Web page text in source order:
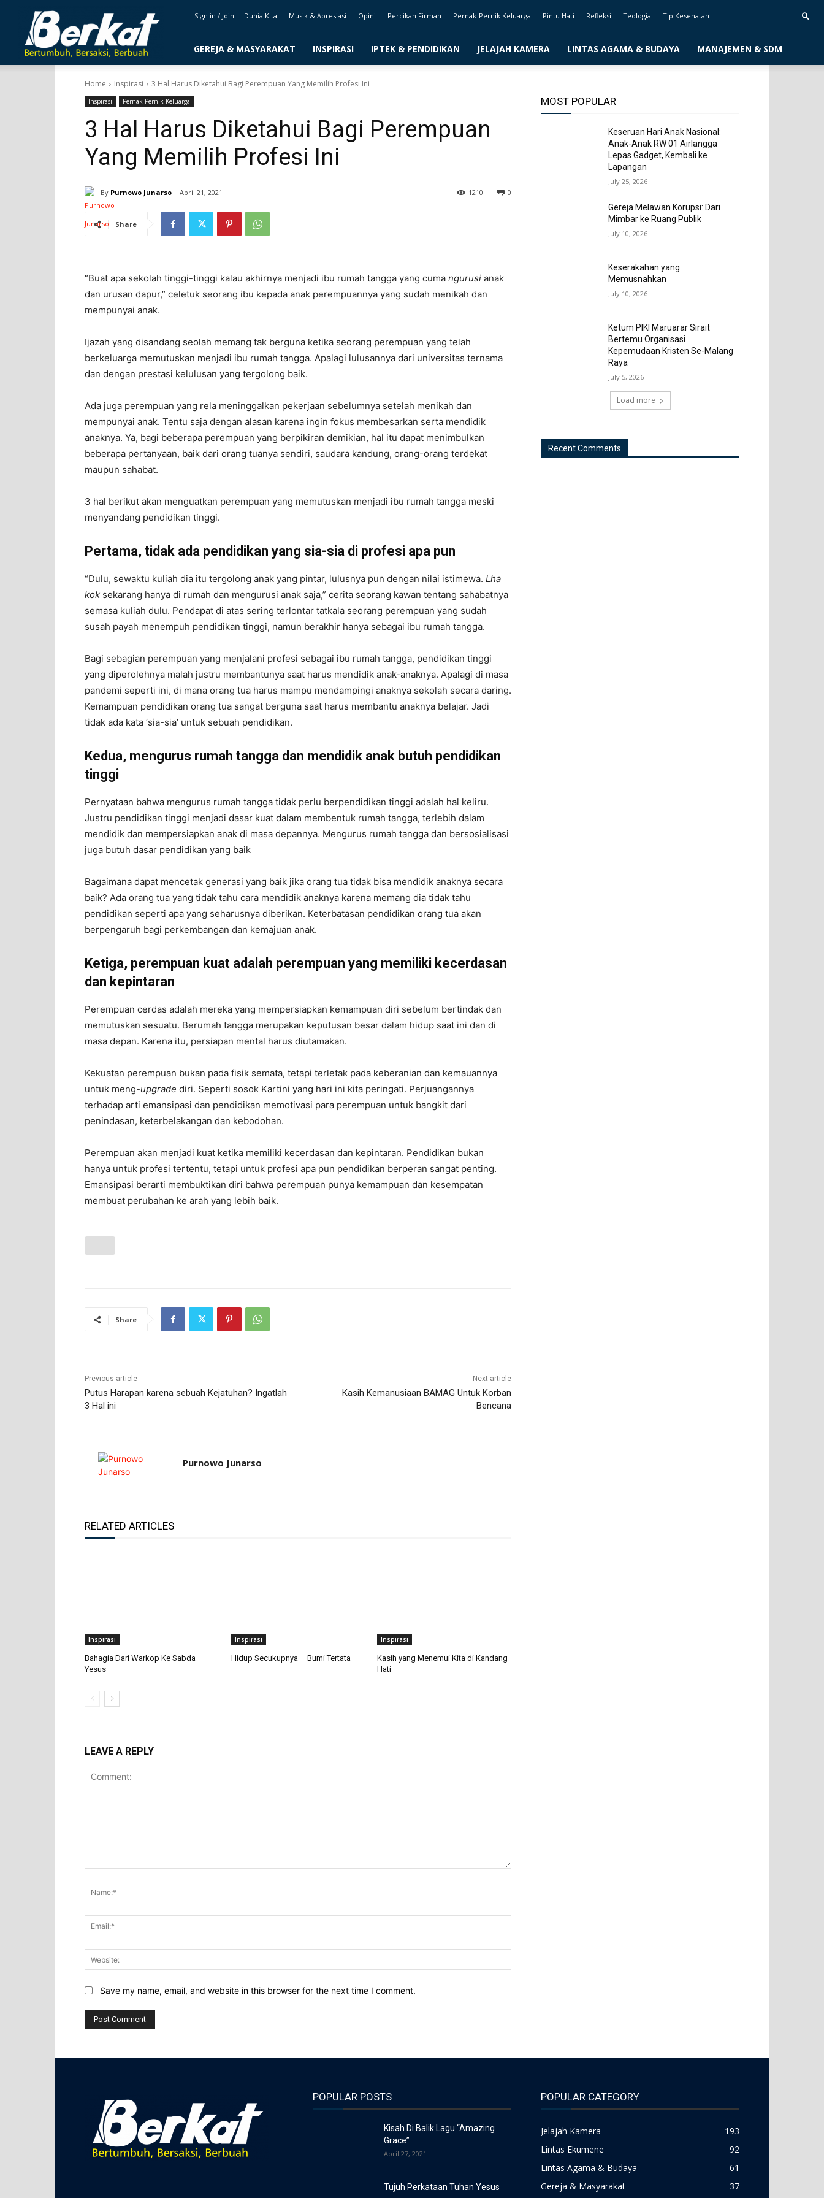
majalahberkat.net
Sign in / Join Dunia Kita Musik & Apresiasi Opini Percikan Firman Pernak-Pernik Keluarga Pintu Hati Refleksi Teologia Tip Kesehatan
GEREJA & MASYARAKAT INSPIRASI IPTEK & PENDIDIKAN JELAJAH KAMERA LINTAS AGAMA & BUDAYA MANAJEMEN & SDM
Home Inspirasi 3 Hal Harus Diketahui Bagi Perempuan Yang Memilih Profesi Ini
Inspirasi Pernak-Pernik Keluarga
3 Hal Harus Diketahui Bagi Perempuan
Yang Memilih Profesi Ini
By Purnowo Junarso April 21, 2021 0
1210
Share
“Buat apa sekolah tinggi-tinggi kalau akhirnya menjadi ibu rumah tangga yang cuma ngurusi anak
dan urusan dapur,” celetuk seorang ibu kepada anak perempuannya yang sudah menikah dan
mempunyai anak.
Ijazah yang disandang seolah memang tak berguna ketika seorang perempuan yang telah
berkeluarga memutuskan menjadi ibu rumah tangga. Apalagi lulusannya dari universitas ternama
dan dengan prestasi kelulusan yang tergolong baik.
Ada juga perempuan yang rela meninggalkan pekerjaan sebelumnya setelah menikah dan
mempunyai anak. Tentu saja dengan alasan karena ingin fokus membesarkan serta mendidik
anaknya. Ya, bagi beberapa perempuan yang berpikiran demikian, hal itu dapat menimbulkan
beberapa pertanyaan, baik dari orang tuanya sendiri, saudara kandung, orang-orang terdekat
maupun sahabat.
3 hal berikut akan menguatkan perempuan yang memutuskan menjadi ibu rumah tangga meski
menyandang pendidikan tinggi.
Pertama, tidak ada pendidikan yang sia-sia di profesi apa pun
“Dulu, sewaktu kuliah dia itu tergolong anak yang pintar, lulusnya pun dengan nilai istimewa. Lha
kok sekarang hanya di rumah dan mengurusi anak saja,” cerita seorang kawan tentang sahabatnya
semasa kuliah dulu. Pendapat di atas sering terlontar tatkala seorang perempuan yang sudah
susah payah menempuh pendidikan tinggi, namun berakhir hanya sebagai ibu rumah tangga.
Bagi sebagian perempuan yang menjalani profesi sebagai ibu rumah tangga, pendidikan tinggi
yang diperolehnya malah justru membantunya saat harus mendidik anak-anaknya. Apalagi di masa
pandemi seperti ini, di mana orang tua harus mampu mendampingi anaknya sekolah secara daring.
Kemampuan pendidikan orang tua sangat berguna saat harus membantu anaknya belajar. Jadi
tidak ada kata ‘sia-sia’ untuk sebuah pendidikan.
Kedua, mengurus rumah tangga dan mendidik anak butuh pendidikan
tinggi
Pernyataan bahwa mengurus rumah tangga tidak perlu berpendidikan tinggi adalah hal keliru.
Justru pendidikan tinggi menjadi dasar kuat dalam membentuk rumah tangga, terlebih dalam
mendidik dan mempersiapkan anak di masa depannya. Mengurus rumah tangga dan bersosialisasi
juga butuh dasar pendidikan yang baik
Bagaimana dapat mencetak generasi yang baik jika orang tua tidak bisa mendidik anaknya secara
baik? Ada orang tua yang tidak tahu cara mendidik anaknya karena memang dia tidak tahu
pendidikan seperti apa yang seharusnya diberikan. Keterbatasan pendidikan orang tua akan
berpengaruh bagi perkembangan dan kemajuan anak.
Ketiga, perempuan kuat adalah perempuan yang memiliki kecerdasan
dan kepintaran
Perempuan cerdas adalah mereka yang mempersiapkan kemampuan diri sebelum bertindak dan
memutuskan sesuatu. Berumah tangga merupakan keputusan besar dalam hidup saat ini dan di
masa depan. Karena itu, persiapan mental harus diutamakan.
Kekuatan perempuan bukan pada fisik semata, tetapi terletak pada keberanian dan kemauannya
untuk meng-upgrade diri. Seperti sosok Kartini yang hari ini kita peringati. Perjuangannya
terhadap arti emansipasi dan pendidikan memotivasi para perempuan untuk bangkit dari
penindasan, keterbelakangan dan kebodohan.
Perempuan akan menjadi kuat ketika memiliki kecerdasan dan kepintaran. Pendidikan bukan
hanya untuk profesi tertentu, tetapi untuk profesi apa pun pendidikan berperan sangat penting.
Emansipasi berarti membuktikan diri bahwa perempuan punya kemampuan dan kesempatan
membuat perubahan ke arah yang lebih baik.
Share
Previous article
Putus Harapan karena sebuah Kejatuhan? Ingatlah
3 Hal ini
Next article
Kasih Kemanusiaan BAMAG Untuk Korban
Bencana
Purnowo Junarso
RELATED ARTICLES
Inspirasi
Bahagia Dari Warkop Ke Sabda
Yesus
Inspirasi
Hidup Secukupnya – Bumi Tertata
Inspirasi
Kasih yang Menemui Kita di Kandang
Hati
LEAVE A REPLY
Save my name, email, and website in this browser for the next time I comment.
MOST POPULAR
Keseruan Hari Anak Nasional:
Anak-Anak RW 01 Airlangga
Lepas Gadget, Kembali ke
Lapangan
July 25, 2026
Gereja Melawan Korupsi: Dari
Mimbar ke Ruang Publik
July 10, 2026
Keserakahan yang
Memusnahkan
July 10, 2026
Ketum PIKI Maruarar Sirait
Bertemu Organisasi
Kepemudaan Kristen Se-Malang
Raya
July 5, 2026
Load more
Recent Comments
POPULAR POSTS
Kisah Di Balik Lagu “Amazing
Grace”
April 27, 2021
Tujuh Perkataan Tuhan Yesus
POPULAR CATEGORY
Jelajah Kamera
193
Lintas Ekumene
92
Lintas Agama & Budaya
61
Gereja & Masyarakat
37